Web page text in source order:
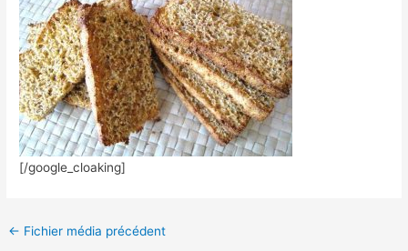
[/google_cloaking]
← Fichier média précédent